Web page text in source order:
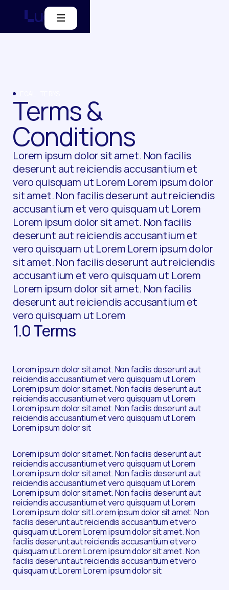
Terms &
Conditions
Lorem ipsum dolor sit amet. Non facilis
deserunt aut reiciendis accusantium et
vero quisquam ut Lorem Lorem ipsum dolor
sit amet. Non facilis deserunt aut reiciendis
accusantium et vero quisquam ut Lorem
Lorem ipsum dolor sit amet. Non facilis
deserunt aut reiciendis accusantium et
vero quisquam ut Lorem Lorem ipsum dolor
sit amet. Non facilis deserunt aut reiciendis
accusantium et vero quisquam ut Lorem
Lorem ipsum dolor sit amet. Non facilis
deserunt aut reiciendis accusantium et
vero quisquam ut Lorem
1.0 Terms
Lorem ipsum dolor sit amet. Non facilis deserunt aut
reiciendis accusantium et vero quisquam ut Lorem
Lorem ipsum dolor sit amet. Non facilis deserunt aut
reiciendis accusantium et vero quisquam ut Lorem
Lorem ipsum dolor sit amet. Non facilis deserunt aut
reiciendis accusantium et vero quisquam ut Lorem
Lorem ipsum dolor sit
Lorem ipsum dolor sit amet. Non facilis deserunt aut
reiciendis accusantium et vero quisquam ut Lorem
Lorem ipsum dolor sit amet. Non facilis deserunt aut
reiciendis accusantium et vero quisquam ut Lorem
Lorem ipsum dolor sit amet. Non facilis deserunt aut
reiciendis accusantium et vero quisquam ut Lorem
Lorem ipsum dolor sit Lorem ipsum dolor sit amet. Non
facilis deserunt aut reiciendis accusantium et vero
quisquam ut Lorem Lorem ipsum dolor sit amet. Non
facilis deserunt aut reiciendis accusantium et vero
quisquam ut Lorem Lorem ipsum dolor sit amet. Non
facilis deserunt aut reiciendis accusantium et vero
quisquam ut Lorem Lorem ipsum dolor sit